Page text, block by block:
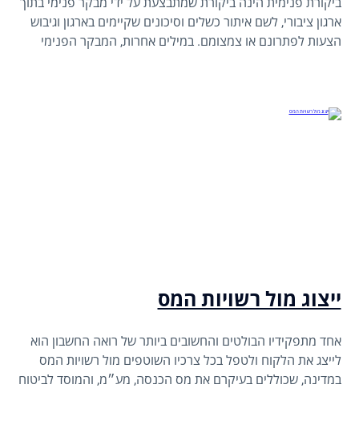
ארגון ציבורי, לשם איתור כשלים וסיכונים שקיימים בארגון וגיבוש
הצעות לפתרונם או צמצומם. במילים אחרות, המבקר הפנימי
ייצוג מול רשויות המס
אחד מתפקידיו הבולטים והחשובים ביותר של רואה החשבון הוא
לייצג את הלקוח ולטפל בכל צרכיו השוטפים מול רשויות המס
במדינה, שכוללים בעיקרם את מס הכנסה, מע״מ, והמוסד לביטוח